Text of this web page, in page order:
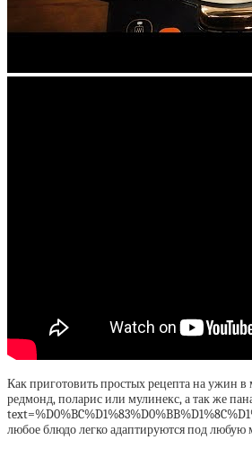
Как приготовить простых рецепта на ужин в
редмонд, поларис или мулинекс, а так же
любое блюдо легко адаптируются под любую